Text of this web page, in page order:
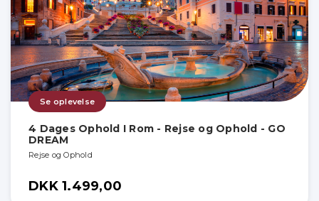
Se oplevelse
4 Dages Ophold I Rom - Rejse og Ophold - GO
DREAM
Rejse og Ophold
DKK 1.499,00